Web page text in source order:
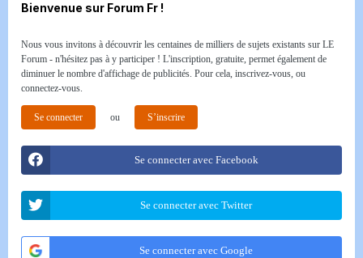
Bienvenue sur Forum Fr !
Nous vous invitons à découvrir les centaines de milliers de sujets existants sur LE
Forum - n'hésitez pas à y participer ! L'inscription, gratuite, permet également de
diminuer le nombre d'affichage de publicités. Pour cela, inscrivez-vous, ou
connectez-vous.
Se connecter ou S’inscrire
Se connecter avec Facebook
Se connecter avec Twitter
Se connecter avec Google